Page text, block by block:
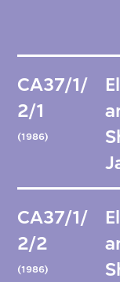
CA37/1/
2/1
(1986)
CA37/1/
2/2
(1986)